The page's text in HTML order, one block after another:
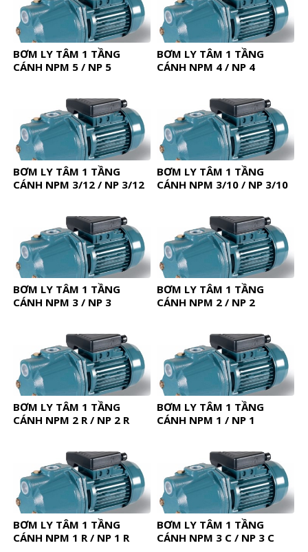
BƠM LY TÂM 1 TẦNG
CÁNH NPM 5 / NP 5
BƠM LY TÂM 1 TẦNG
CÁNH NPM 4 / NP 4
BƠM LY TÂM 1 TẦNG
CÁNH NPM 3/12 / NP 3/12
BƠM LY TÂM 1 TẦNG
CÁNH NPM 3/10 / NP 3/10
BƠM LY TÂM 1 TẦNG
CÁNH NPM 3 / NP 3
BƠM LY TÂM 1 TẦNG
CÁNH NPM 2 / NP 2
BƠM LY TÂM 1 TẦNG
CÁNH NPM 2 R / NP 2 R
BƠM LY TÂM 1 TẦNG
CÁNH NPM 1 / NP 1
BƠM LY TÂM 1 TẦNG
CÁNH NPM 1 R / NP 1 R
BƠM LY TÂM 1 TẦNG
CÁNH NPM 3 C / NP 3 C